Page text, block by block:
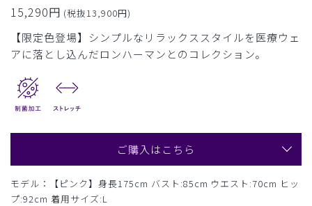
15,290円 (税抜13,900円)
【限定色登場】シンプルなリラックススタイルを医療ウェ
アに落とし込んだロンハーマンとのコレクション。
ご購入はこちら
モデル：【ピンク】身長175cm バスト:85cm ウエスト:70cm ヒッ
プ:92cm 着用サイズ:L